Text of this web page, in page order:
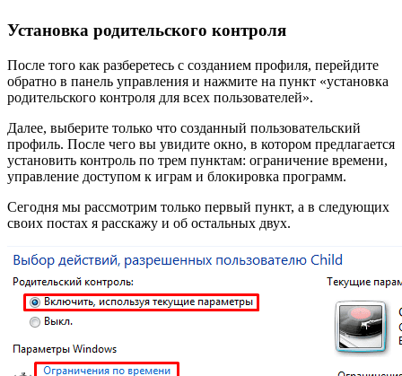
Установка родительского контроля
После того как разберетесь с созданием профиля, перейдите
обратно в панель управления и нажмите на пункт «установка
родительского контроля для всех пользователей».
Далее, выберите только что созданный пользовательский
профиль. После чего вы увидите окно, в котором предлагается
установить контроль по трем пунктам: ограничение времени,
управление доступом к играм и блокировка программ.
Сегодня мы рассмотрим только первый пункт, а в следующих
своих постах я расскажу и об остальных двух.